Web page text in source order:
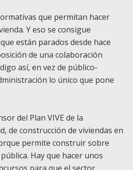
que permitan hacer
Y eso se consigue
están parados desde hace
de una colaboración
así, en vez de público-
lo único que pone
del Plan VIVE de la
de construcción de viviendas en
permite construir sobre
Hay que hacer unos